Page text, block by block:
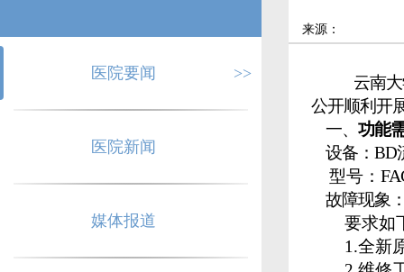
医院要闻 >>
医院新闻
媒体报道
来源：
云南
公开顺利开
一、 功能
设备： BD
型号：
故障现象
要求如
1.全新